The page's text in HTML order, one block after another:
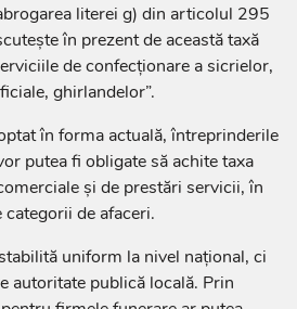
literei g) din articolul 295
în prezent de această taxă
de confecționare a sicrielor,
ghirlandelor”.
în forma actuală, întreprinderile
putea fi obligate să achite taxa
și de prestări servicii, în
de afaceri.
uniform la nivel național, ci
autoritate publică locală. Prin